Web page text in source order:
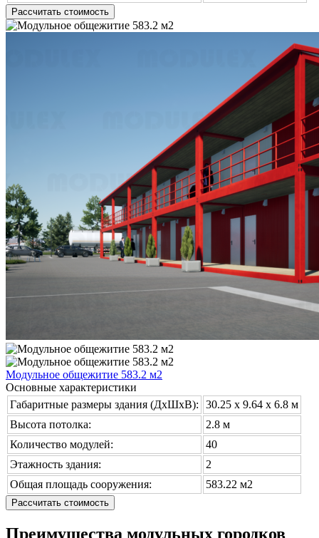
Рассчитать стоимость
Модульное общежитие 583.2 м2
Основные характеристики
Габаритные размеры здания (ДхШхВ):
30.25 х 9.64 x 6.8 м
Высота потолка:
2.8 м
Количество модулей:
40
Этажность здания:
2
Общая площадь сооружения:
583.22 м2
Рассчитать стоимость
Преимущества модульных городков